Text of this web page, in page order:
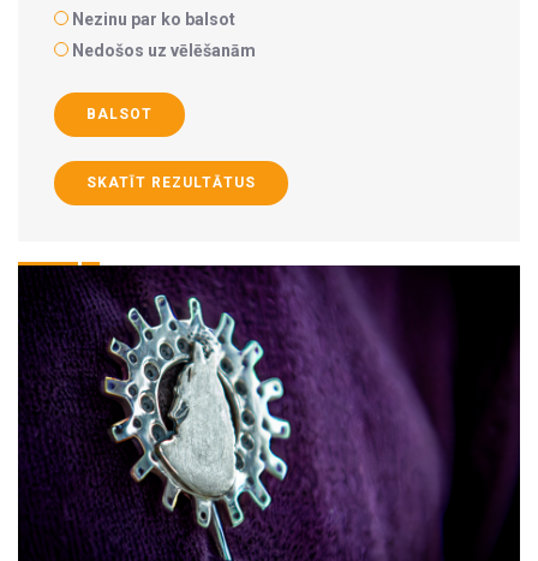
Nezinu par ko balsot
Nedošos uz vēlēšanām
BALSOT
SKATĪT REZULTĀTUS